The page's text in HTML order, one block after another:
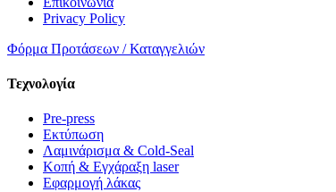
Privacy Policy
Φόρμα Προτάσεων / Καταγγελιών
Τεχνολογία
Pre-press
Εκτύπωση
Λαμινάρισμα & Cold-Seal
Κοπή & Εγχάραξη laser
Εφαρμογή λάκας